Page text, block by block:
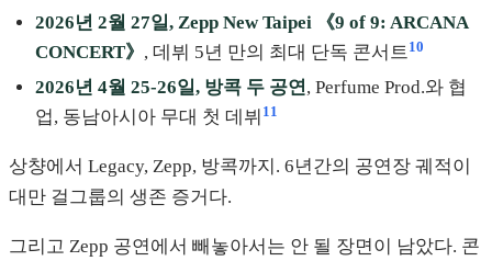
2026년 2월 27일, Zepp New Taipei 《9 of 9: ARCANA
CONCERT》 , 데뷔 5년 만의 최대 단독 콘서트10
2026년 4월 25-26일, 방콕 두 공연, Perfume Prod.와 협
업, 동남아시아 무대 첫 데뷔 11
상챵에서 Legacy, Zepp, 방콕까지. 6년간의 공연장 궤적이
대만 걸그룹의 생존 증거다.
그리고 Zepp 공연에서 빼놓아서는 안 될 장면이 남았다. 콘